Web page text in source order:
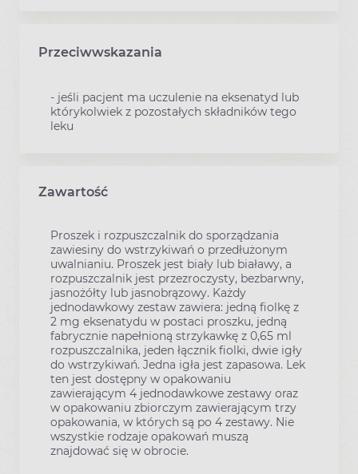
Przeciwwskazania
- jeśli pacjent ma uczulenie na eksenatyd lub
którykolwiek z pozostałych składników tego
leku
Zawartość
Proszek i rozpuszczalnik do sporządzania
zawiesiny do wstrzykiwań o przedłużonym
uwalnianiu. Proszek jest biały lub białawy, a
rozpuszczalnik jest przezroczysty, bezbarwny,
jasnożółty lub jasnobrązowy. Każdy
jednodawkowy zestaw zawiera: jedną fiolkę z
2 mg eksenatydu w postaci proszku, jedną
fabrycznie napełnioną strzykawkę z 0,65 ml
rozpuszczalnika, jeden łącznik fiolki, dwie igły
do wstrzykiwań. Jedna igła jest zapasowa. Lek
ten jest dostępny w opakowaniu
zawierającym 4 jednodawkowe zestawy oraz
w opakowaniu zbiorczym zawierającym trzy
opakowania, w których są po 4 zestawy. Nie
wszystkie rodzaje opakowań muszą
znajdować się w obrocie.